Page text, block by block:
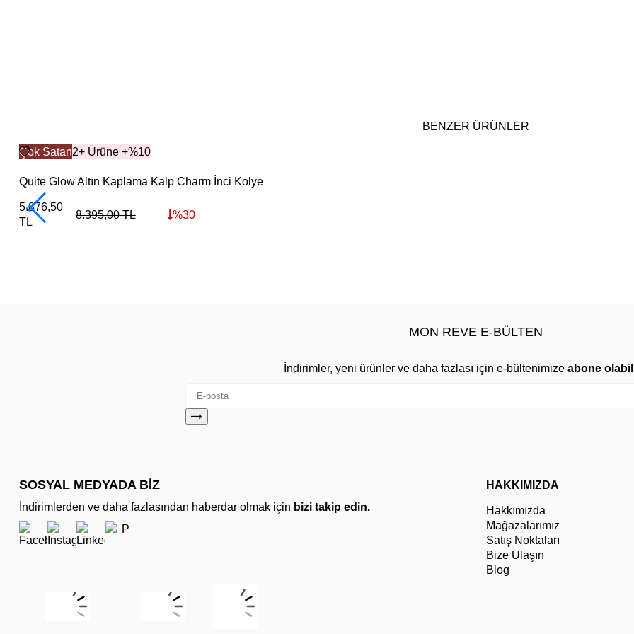
BENZER ÜRÜNLER
Çok Satan2+ Ürüne +%10
Quite Glow Altın Kaplama Kalp Charm İnci Kolye
5.876,50
TL
8.395,00TL %30
MON REVE E-BÜLTEN
İndirimler, yeni ürünler ve daha fazlası için e-bültenimize abone
SOSYAL MEDYADA BİZ
İndirimlerden ve daha fazlasından haberdar olmak için bizi takip edin.
HAKKIMIZDA
Hakkımızda
Mağazalarımız
Satış Noktaları
Bize Ulaşın
Blog